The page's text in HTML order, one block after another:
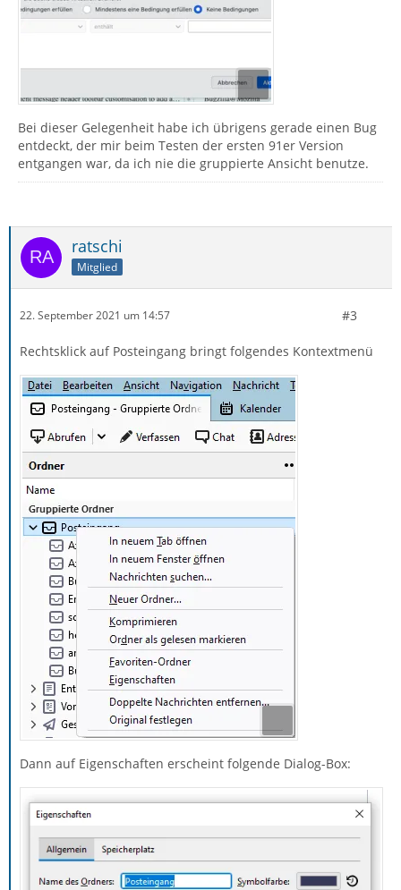
Bei dieser Gelegenheit habe ich übrigens gerade einen Bug
entdeckt, der mir beim Testen der ersten 91er Version
entgangen war, da ich nie die gruppierte Ansicht benutze.
ratschi
Mitglied
22. September 2021 um 14:57 #3
Rechtsklick auf Posteingang bringt folgendes Kontextmenü
Dann auf Eigenschaften erscheint folgende Dialog-Box: